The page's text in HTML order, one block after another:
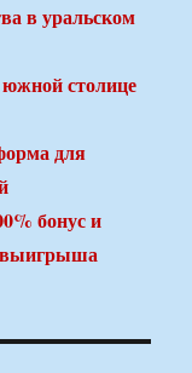
в уральском
столице
для
бонус и
выигрыша